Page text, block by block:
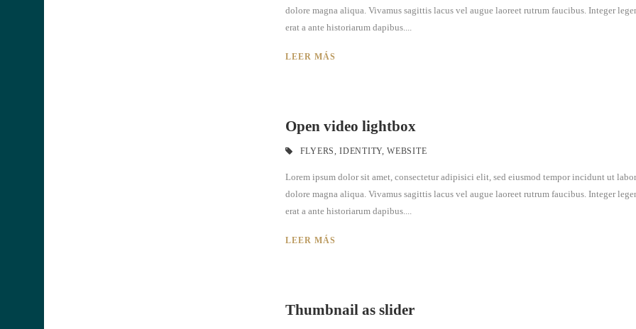
dolore magna aliqua. Vivamus sagittis lacus vel augue laoreet rutrum faucibus. Integer
erat a ante historiarum dapibus....
LEER MÁS
Open video lightbox
FLYERS, IDENTITY, WEBSITE
Lorem ipsum dolor sit amet, consectetur adipisici elit, sed eiusmod tempor incidunt ut
dolore magna aliqua. Vivamus sagittis lacus vel augue laoreet rutrum faucibus. Integer
erat a ante historiarum dapibus....
LEER MÁS
Thumbnail as slider